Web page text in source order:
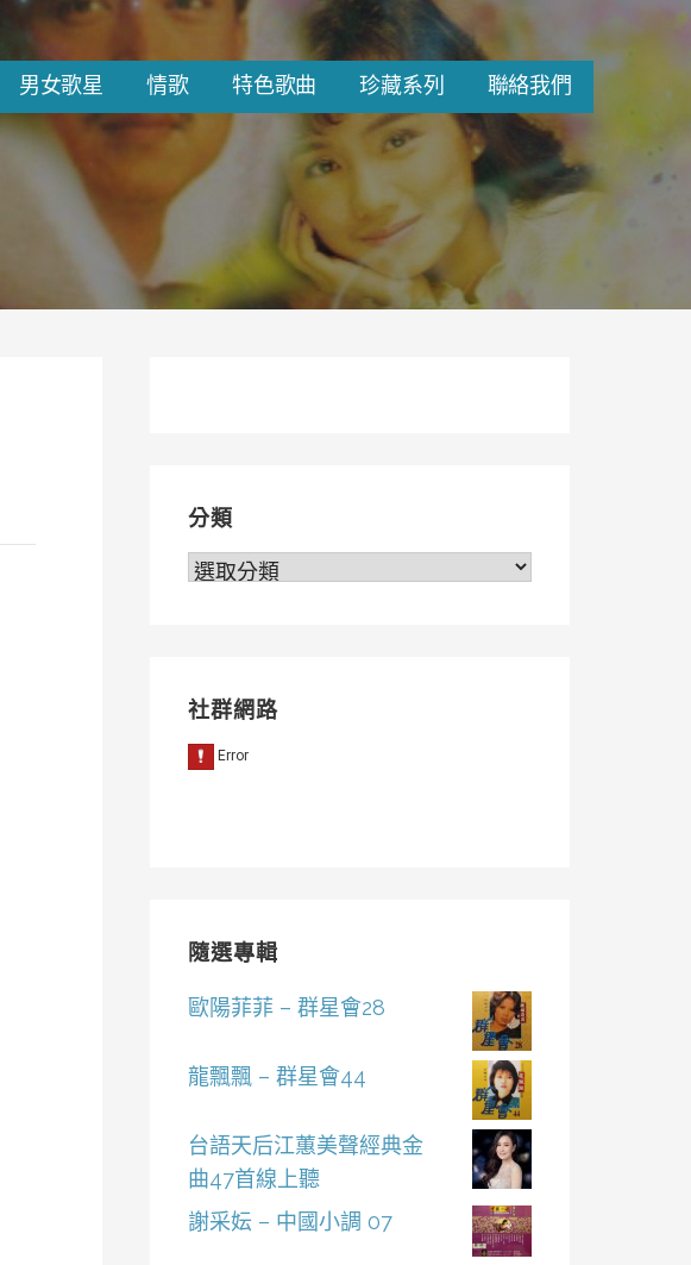
男女歌星 情歌 特色歌曲 珍藏系列 聯絡我們
分類
分
社群網路
隨選專輯
歐陽菲菲 – 群星會28
龍飄飄 – 群星會44
台語天后江蕙美聲經典金
曲47首線上聽
謝采妘 – 中國小調 07